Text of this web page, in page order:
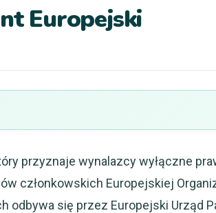
Europejski
przyznaje wynalazcy wyłączne
członkowskich Europejskiej
odbywa się przez Europejski Urząd